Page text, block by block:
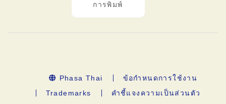
การพิมพ์
Phasa Thai
ข้อกำหนดการใช้งาน
Trademarks
คำชี้แจงความเป็นส่วนตัว